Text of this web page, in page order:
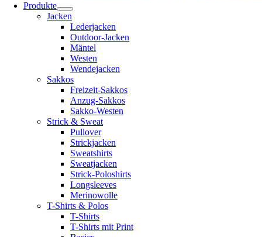
Produkte
Jacken
Lederjacken
Outdoor-Jacken
Mäntel
Westen
Wendejacken
Sakkos
Freizeit-Sakkos
Anzug-Sakkos
Sakko-Westen
Strick & Sweat
Pullover
Strickjacken
Sweatshirts
Sweatjacken
Strick-Poloshirts
Longsleeves
Merinowolle
T-Shirts & Polos
T-Shirts
T-Shirts mit Print